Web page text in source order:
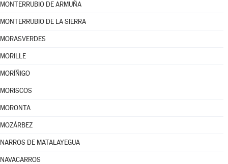
MONTERRUBIO DE ARMUÑA
MONTERRUBIO DE LA SIERRA
MORASVERDES
MORILLE
MORÍÑIGO
MORISCOS
MORONTA
MOZÁRBEZ
NARROS DE MATALAYEGUA
NAVACARROS